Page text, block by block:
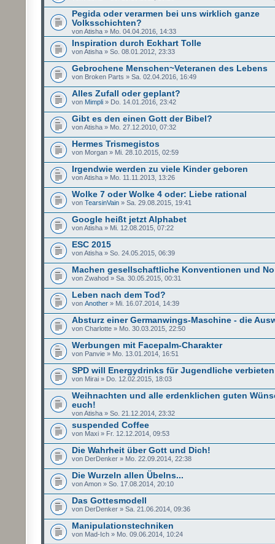
Pegida oder verarmen bei uns wirklich ganze
Volksschichten?
von Atisha » Mo. 04.04.2016, 14:33
Inspiration durch Eckhart Tolle
von Atisha » So. 08.01.2012, 23:33
Gebrochene Menschen~Veteranen des Lebens
von Broken Parts » Sa. 02.04.2016, 16:49
Alles Zufall oder geplant?
von Mimpli » Do. 14.01.2016, 23:42
Gibt es den einen Gott der Bibel?
von Atisha » Mo. 27.12.2010, 07:32
Hermes Trismegistos
von Morgan » Mi. 28.10.2015, 02:59
Irgendwie werden zu viele Kinder geboren
von Atisha » Mo. 11.11.2013, 13:26
Wolke 7 oder Wolke 4 oder: Liebe rational
von TearsinVain » Sa. 29.08.2015, 19:41
Google heißt jetzt Alphabet
von Atisha » Mi. 12.08.2015, 07:22
ESC 2015
von Atisha » So. 24.05.2015, 06:39
Machen gesellschaftliche Konventionen und
von Zwahod » Sa. 30.05.2015, 00:31
Leben nach dem Tod?
von Another » Mi. 16.07.2014, 14:39
Absturz einer Germanwings-Maschine - die
von Charlotte » Mo. 30.03.2015, 22:50
Werbungen mit Facepalm-Charakter
von Panvie » Mo. 13.01.2014, 16:51
SPD will Energydrinks für Jugendliche verbieten
von Mirai » Do. 12.02.2015, 18:03
Weihnachten und alle erdenklichen guten
euch!
von Atisha » So. 21.12.2014, 23:32
suspended Coffee
von Maxi » Fr. 12.12.2014, 09:53
Die Wahrheit über Gott und Dich!
von DerDenker » Mo. 22.09.2014, 22:38
Die Wurzeln allen Übelns...
von Amon » So. 17.08.2014, 20:10
Das Gottesmodell
von DerDenker » Sa. 21.06.2014, 09:36
Manipulationstechniken
von Mad-Ich » Mo. 09.06.2014, 10:24